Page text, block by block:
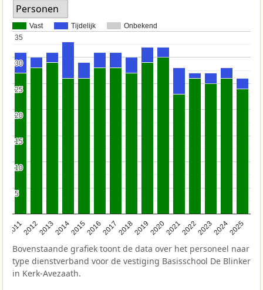
Personen
Vast Tijdelijk Onbekend
201120122013201420152016201720182019202020212022202320242025
5
5
10
10
15
15
20
20
25
25
30
30
35
35
Bovenstaande grafiek toont de data over het personeel naar
type dienstverband voor de vestiging Basisschool De Blinker
in Kerk-Avezaath.